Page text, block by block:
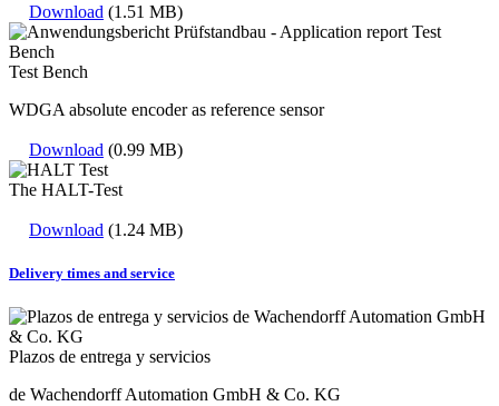
Download (1.51 MB)
Test Bench
WDGA absolute encoder as reference sensor
Download (0.99 MB)
The HALT-Test
Download (1.24 MB)
Delivery times and service
Plazos de entrega y servicios
de Wachendorff Automation GmbH & Co. KG